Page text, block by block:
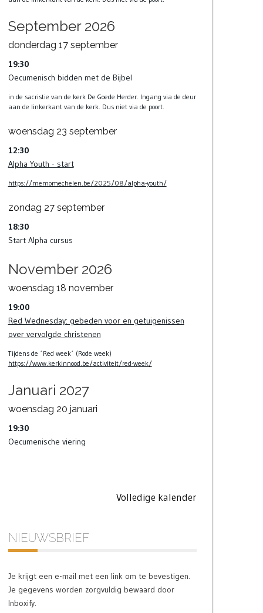
September 2026
donderdag 17 september
19:30
Oecumenisch bidden met de Bijbel
in de sacristie van de kerk De Goede Herder. Ingang via de deur
aan de linkerkant van de kerk. Dus niet via de poort.
woensdag 23 september
12:30
Alpha Youth - start
https://memomechelen.be/2025/08/alpha-youth/
zondag 27 september
18:30
Start Alpha cursus
November 2026
woensdag 18 november
19:00
Red Wednesday: gebeden voor en getuigenissen
over vervolgde christenen
Tijdens de ´Red week´ (Rode week)
https://www.kerkinnood.be/activiteit/red-week/
Januari 2027
woensdag 20 januari
19:30
Oecumenische viering
Volledige kalender
NIEUWSBRIEF
Je krijgt een e-mail met een link om te bevestigen.
Je gegevens worden zorgvuldig bewaard door
Inboxify.